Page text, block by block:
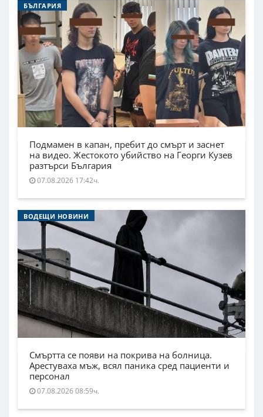
БЪЛГАРИЯ
Подмамен в капан, пребит до смърт и заснет
на видео. Жестокото убийство на Георги Кузев
разтърси България
07.08.2026 17:42ч.
ВОДЕЩИ НОВИНИ
Смъртта се появи на покрива на болница.
Арестуваха мъж, всял паника сред пациенти и
персонал
07.08.2026 08:59ч.